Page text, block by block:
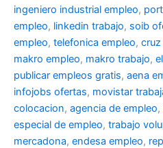
ingeniero industrial empleo,
empleo, linkedin trabajo, soib
empleo, telefonica empleo,
makro empleo, makro trabajo,
publicar empleos gratis, aena
infojobs ofertas, movistar
colocacion, agencia de empleo,
especial de empleo, trabajo
mercadona, endesa empleo,